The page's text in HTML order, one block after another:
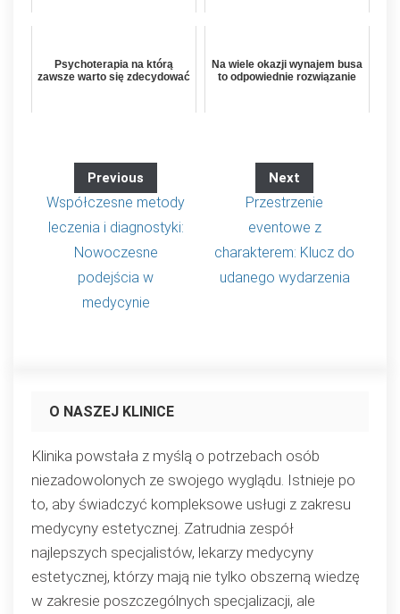
Psychoterapia na którą
zawsze warto się zdecydować
Na wiele okazji wynajem busa
to odpowiednie rozwiązanie
Previous
Współczesne metody
leczenia i diagnostyki:
Nowoczesne
podejścia w
medycynie
Next
Przestrzenie
eventowe z
charakterem: Klucz do
udanego wydarzenia
O NASZEJ KLINICE
Klinika powstała z myślą o potrzebach osób
niezadowolonych ze swojego wyglądu. Istnieje po
to, aby świadczyć kompleksowe usługi z zakresu
medycyny estetycznej. Zatrudnia zespół
najlepszych specjalistów, lekarzy medycyny
estetycznej, którzy mają nie tylko obszerną wiedzę
w zakresie poszczególnych specjalizacji, ale